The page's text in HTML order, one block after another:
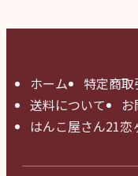
ホーム 特定商取
送料について
お
はんこ屋さん21恋